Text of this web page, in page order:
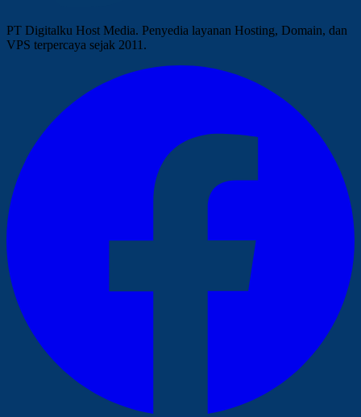
PT Digitalku Host Media. Penyedia layanan Hosting, Domain, dan
VPS terpercaya sejak 2011.